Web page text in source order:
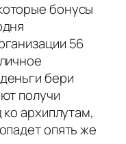
бонусы
56
бери
получи
архиплутам,
опять же